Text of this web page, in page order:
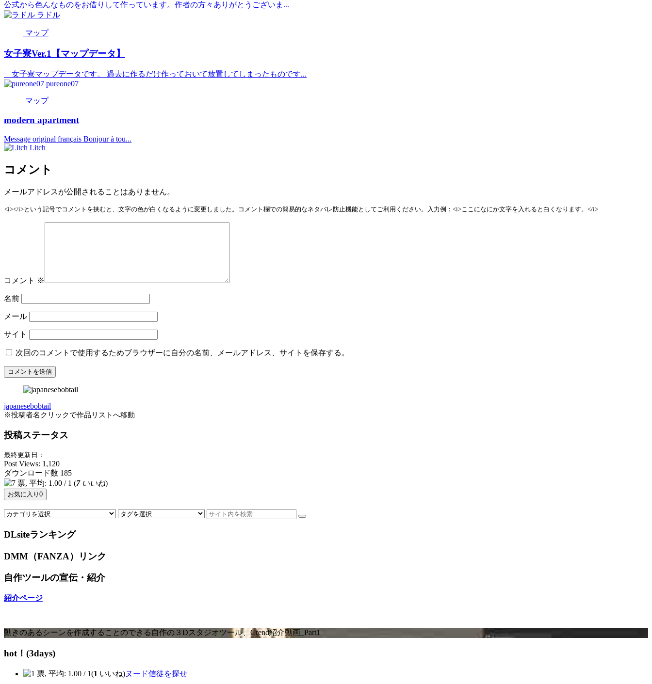
公式から色んなものをお借りして作っています。作者の方々ありがとうございま...
ラドル
マップ
女子寮Ver.1【マップデータ】
女子寮マップデータです。 過去に作るだけ作っておいて放置してしまったものです...
pureone07
マップ
modern apartment
Message original français Bonjour à tou...
Litch
コメント
メールアドレスが公開されることはありません。
<i></i>という記号でコメントを挟むと、文字の色が白くなるように変更しました。コメント欄での簡易的なネタバレ防止機能としてご利用ください。入力例：<i>ここになにか文字を入れると白くなります。</i>
コメント ※
名前
メール
サイト
次回のコメントで使用するためブラウザーに自分の名前、メールアドレス、サイトを保存する。
japanesebobtail
※投稿者名クリックで作品リストへ移動
投稿ステータス
最終更新日：
Post Views: 1,120
ダウンロード数 185
(7いいね)
お気に入り 0
DLsiteランキング
DMM（FANZA）リンク
自作ツールの宣伝・紹介
紹介ページ
動きのあるシーンを作成することのできる自作の３Dスタジオツール、Crend紹介動画_Part1
hot！(3days)
(1 いいね)ヌード信徒を探せ